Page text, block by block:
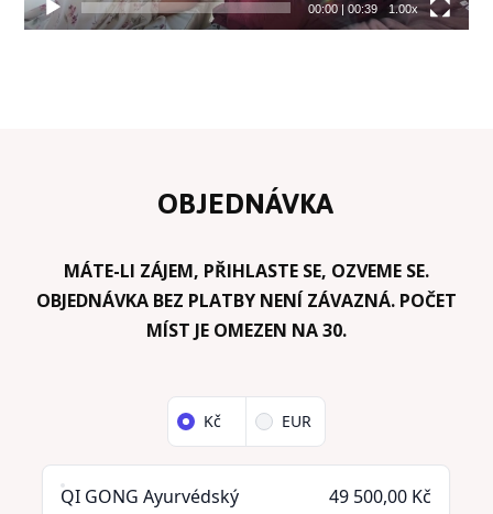
00:00| 00:39 1.00x
OBJEDNÁVKA
MÁTE-LI ZÁJEM, PŘIHLASTE SE, OZVEME SE.
OBJEDNÁVKA BEZ PLATBY NENÍ ZÁVAZNÁ. POČET
MÍST JE OMEZEN NA 30.